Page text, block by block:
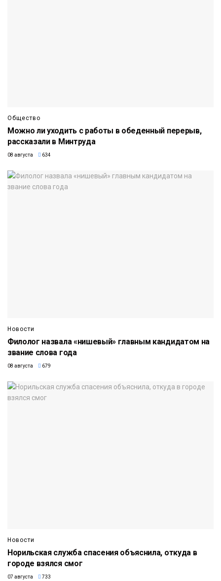
Общество
Можно ли уходить с работы в обеденный перерыв,
рассказали в Минтруда
08 августа 634
Новости
Филолог назвала «нишевый» главным кандидатом на
звание слова года
08 августа 679
Новости
Норильская служба спасения объяснила, откуда в
городе взялся смог
07 августа 733